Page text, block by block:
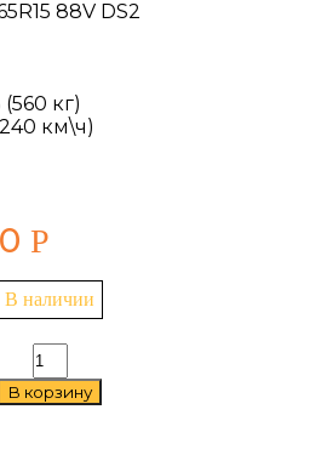
88V DS2
кг)
км\ч)
Р
В наличии
Количество
товара
Delinte
В корзину